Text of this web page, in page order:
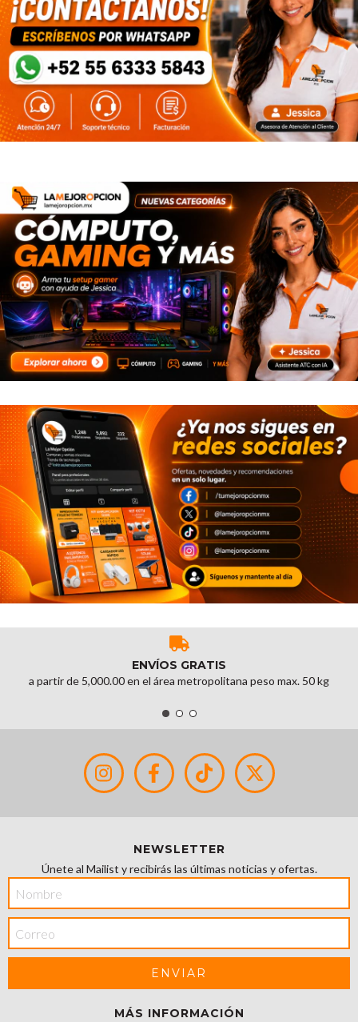
ENVÍOS GRATIS
a partir de 5,000.00 en el área metropolitana peso max. 50 kg
NEWSLETTER
Únete al Mailist y recibirás las últimas noticias y ofertas.
MÁS INFORMACIÓN